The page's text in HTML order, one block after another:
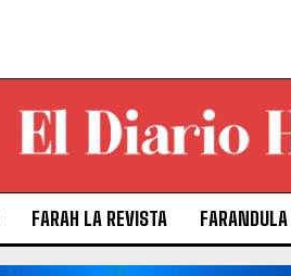
FARAH LA REVISTA FARANDULA